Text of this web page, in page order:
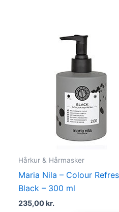
Hårkur & Hårmasker
Maria Nila – Colour
Black – 300 ml
235,00kr.